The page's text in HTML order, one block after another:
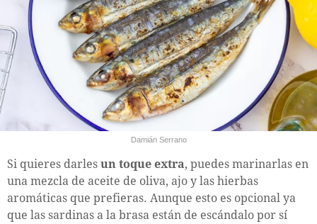
Damián Serrano
Si quieres darles un toque extra, puedes marinarlas en
una mezcla de aceite de oliva, ajo y las hierbas
aromáticas que prefieras. Aunque esto es opcional ya
que las sardinas a la brasa están de escándalo por sí